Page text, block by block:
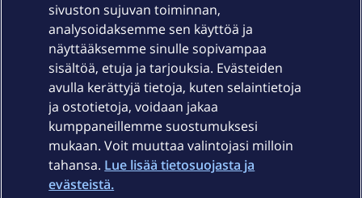
Laitteet & liittymät
Palvelut
Ajankohtaista
sivuston sujuvan toiminnan,
analysoidaksemme sen käyttöä ja
näyttääksemme sinulle sopivampaa
sisältöä, etuja ja tarjouksia. Evästeiden
avulla kerättyjä tietoja, kuten selaintietoja
ja ostotietoja, voidaan jakaa
kumppaneillemme suostumuksesi
mukaan. Voit muuttaa valintojasi milloin
tahansa. Lue lisää tietosuojasta ja
evästeistä.